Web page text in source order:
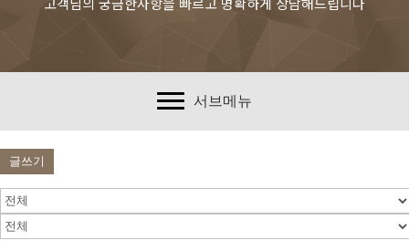
서브메뉴
글쓰기